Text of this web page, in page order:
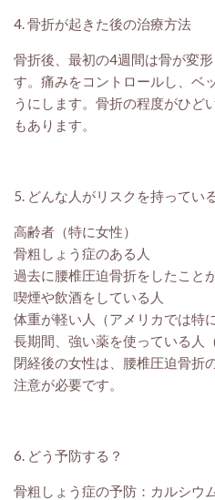
4. 骨折が起きた後の治療方法
骨折後、最初の4週間は骨が変
す。痛みをコントロールし、ベ
うにします。骨折の程度がひど
もあります。
5. どんな人がリスクを持ってい
高齢者（特に女性）
骨粗しょう症のある人
過去に腰椎圧迫骨折をしたこと
喫煙や飲酒をしている人
体重が軽い人（アメリカでは特
長期間、強い薬を使っている人
閉経後の女性は、腰椎圧迫骨折
注意が必要です。
6. どう予防する？
骨粗しょう症の予防：カルシウ